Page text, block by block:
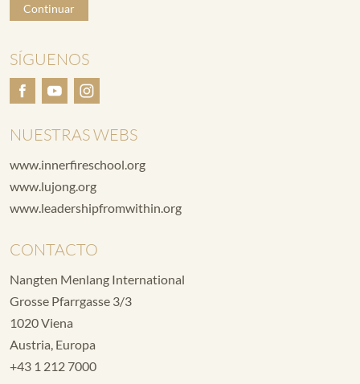
Continuar
SÍGUENOS
NUESTRAS WEBS
www.innerfireschool.org
www.lujong.org
www.leadershipfromwithin.org
CONTACTO
Nangten Menlang International
Grosse Pfarrgasse 3/3
1020 Viena
Austria, Europa
+43 1 212 7000